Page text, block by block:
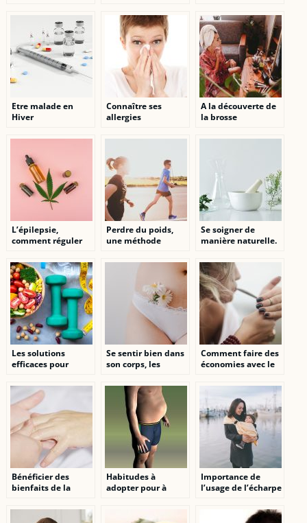
recommandée?
Etre malade en
Hiver
Connaître ses
allergies
A la découverte de
la brosse
L’épilepsie,
comment réguler
Perdre du poids,
une méthode
Se soigner de
manière naturelle.
Les solutions
efficaces pour
du poids
Se sentir bien dans
son corps, les
Comment faire des
économies avec le
Bénéficier des
bienfaits de la
en restant chez soi
Habitudes à
adopter pour à
Importance de
l’usage de l’écharpe
nœud et conseils de